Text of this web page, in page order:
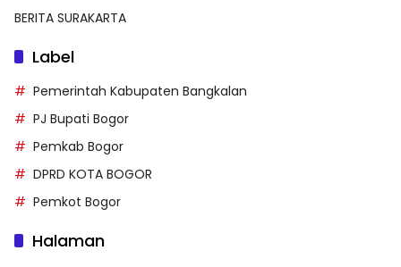
BERITA SURAKARTA
Label
Pemerintah Kabupaten Bangkalan
PJ Bupati Bogor
Pemkab Bogor
DPRD KOTA BOGOR
Pemkot Bogor
Halaman